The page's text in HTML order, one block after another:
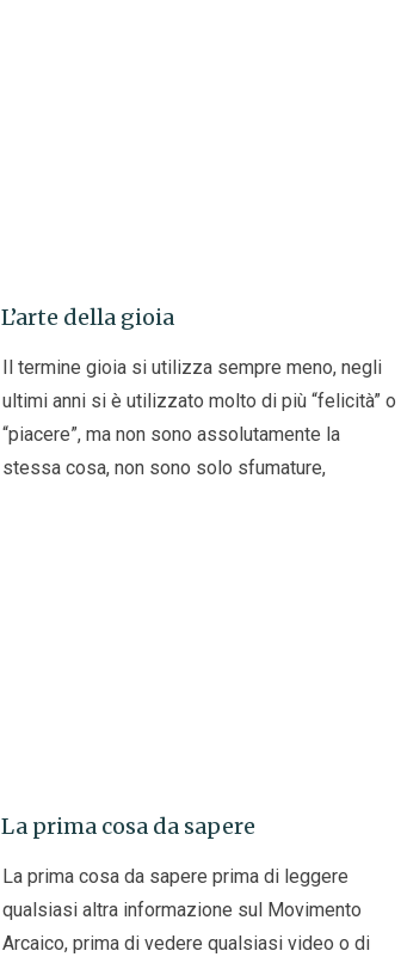
L’arte della gioia
Il termine gioia si utilizza sempre meno, negli
ultimi anni si è utilizzato molto di più “felicità” o
“piacere”, ma non sono assolutamente la
stessa cosa, non sono solo sfumature,
La prima cosa da sapere
La prima cosa da sapere prima di leggere
qualsiasi altra informazione sul Movimento
Arcaico, prima di vedere qualsiasi video o di